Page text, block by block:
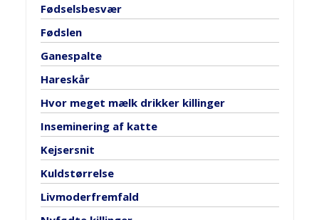
Fødselsbesvær
Fødslen
Ganespalte
Hareskår
Hvor meget mælk drikker killinger
Inseminering af katte
Kejsersnit
Kuldstørrelse
Livmoderfremfald